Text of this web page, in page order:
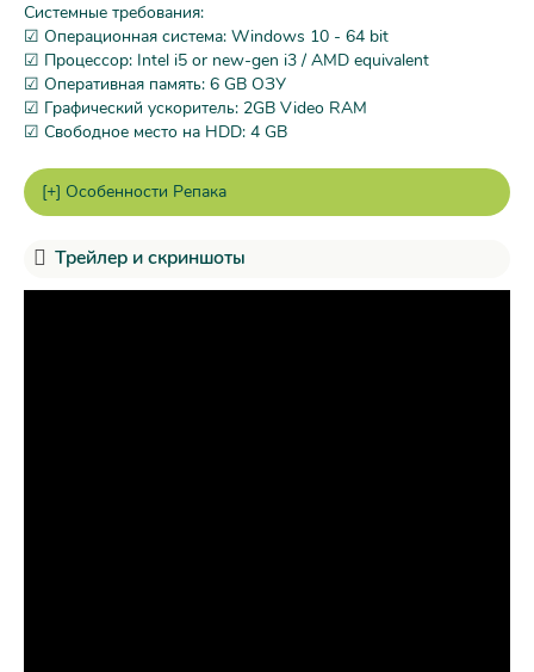
Системные требования:
☑ Операционная система: Windows 10 - 64 bit
☑ Процессор: Intel i5 or new-gen i3 / AMD equivalent
☑ Оперативная память: 6 GB ОЗУ
☑ Графический ускоритель: 2GB Video RAM
☑ Свободное место на HDD: 4 GB
Трейлер и скриншоты